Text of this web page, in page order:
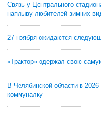
Связь у Центрального
наплыву любителей зимних
27 ноября ожидаются
«Трактор» одержал свою
В Челябинской области в
коммуналку